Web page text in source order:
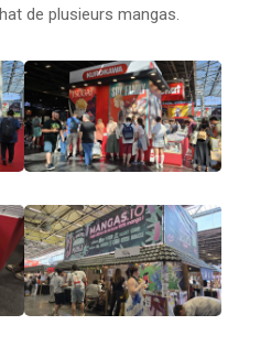
de plusieurs mangas.